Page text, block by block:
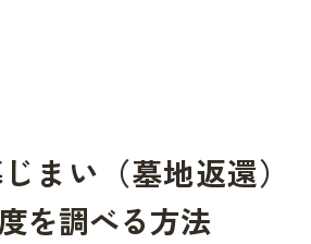
まい（墓地返還）
を調べる方法